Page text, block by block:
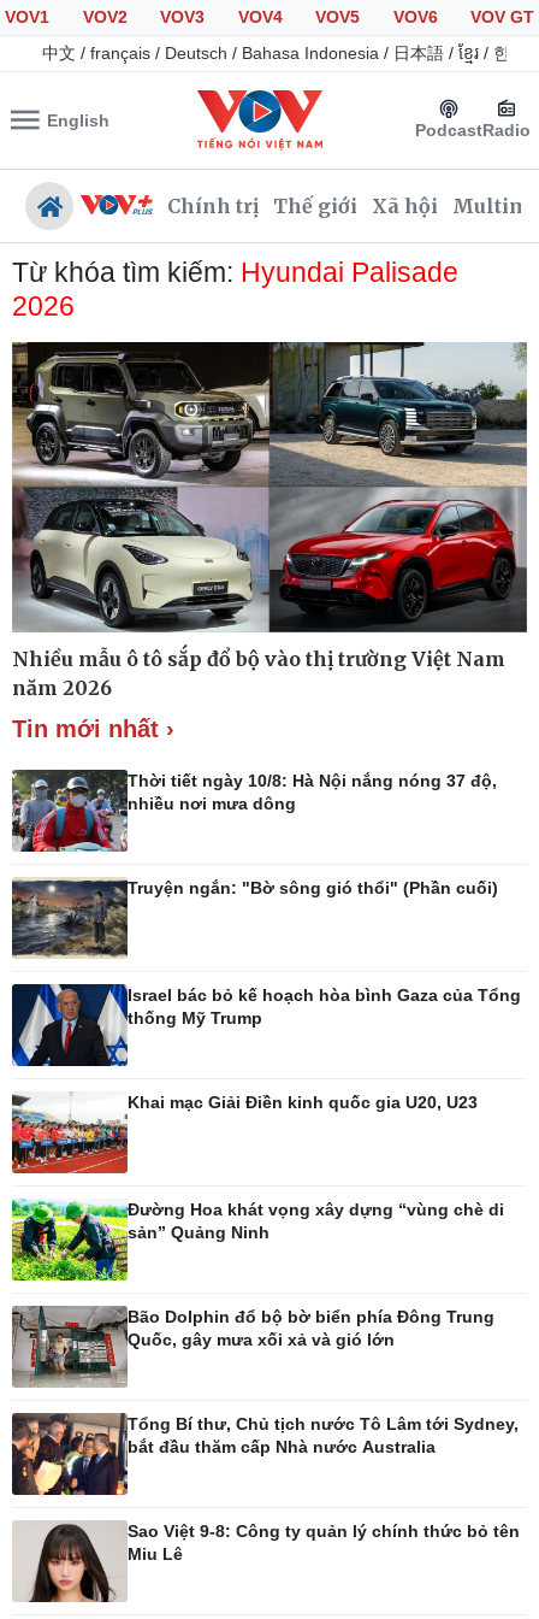
VOV1 VOV2 VOV3 VOV4 VOV5 VOV6
VOV GT
中文 / français / Deutsch / Bahasa Indonesia / 日本語 / ខ្មែរ / 한국
English PodcastRadio
Chính trị Thế giới Xã hội
Chính trị
Đảng
Tổ chức nhân sự
Quốc hội
Nhận diện sự thật
Xã hội
Tin 24h
Giáo dục
Dự báo thời tiết
Dấu ấn VOV
Việc làm
Biển đảo
Quan sát
Cuộc sống đó đây
Hồ sơ
Ảnh
Kinh tế
Bất động sản
Khởi nghiệp
Thị trường
Chứng khoán
Pháp luật
Vụ án
Tin nóng
Tư vấn luật
Bóng đá quốc tế
Bóng đá Việt Nam
Hậu trường
Ô tô - Xe máy
Ô tô
Tư vấn
Doanh nghiệp
Doanh nhân
Từ khóa tìm kiếm: Hyundai Palisade
2026
Nhiều mẫu ô tô sắp đổ bộ vào thị trường Việt Nam
năm 2026
Tin mới nhất ›
Thời tiết ngày 10/8: Hà Nội nắng nóng 37 độ,
nhiều nơi mưa dông
Truyện ngắn: "Bờ sông gió thổi" (Phần cuối)
Israel bác bỏ kế hoạch hòa bình Gaza của Tổng
thống Mỹ Trump
Khai mạc Giải Điền kinh quốc gia U20, U23
Đường Hoa khát vọng xây dựng “vùng chè di
sản” Quảng Ninh
Bão Dolphin đổ bộ bờ biển phía Đông Trung
Quốc, gây mưa xối xả và gió lớn
Tổng Bí thư, Chủ tịch nước Tô Lâm tới Sydney,
bắt đầu thăm cấp Nhà nước Australia
Sao Việt 9-8: Công ty quản lý chính thức bỏ tên
Miu Lê